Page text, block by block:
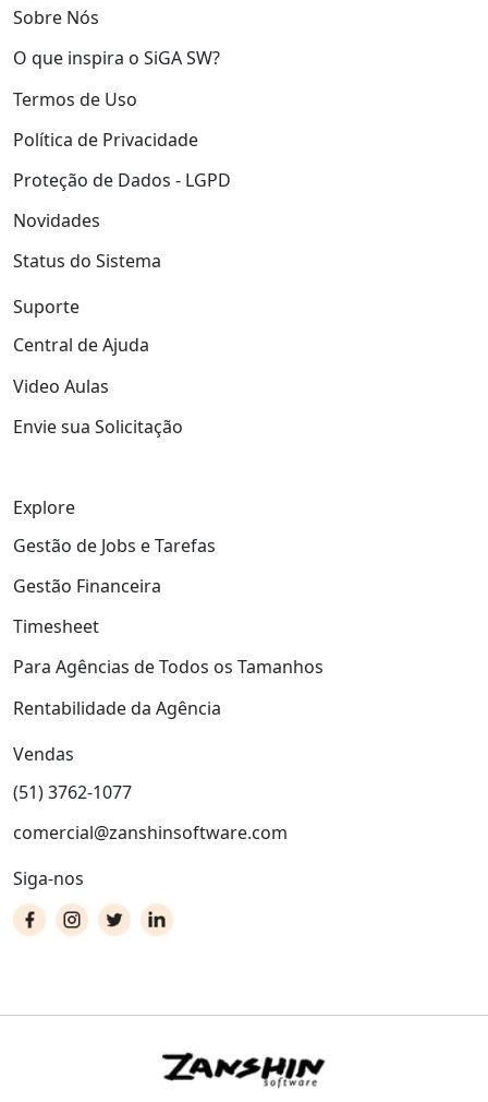
Sobre Nós
O que inspira o SiGA SW?
Termos de Uso
Política de Privacidade
Proteção de Dados - LGPD
Novidades
Status do Sistema
Suporte
Central de Ajuda
Video Aulas
Envie sua Solicitação
Explore
Gestão de Jobs e Tarefas
Gestão Financeira
Timesheet
Para Agências de Todos os Tamanhos
Rentabilidade da Agência
Vendas
(51) 3762-1077
comercial@zanshinsoftware.com
Siga-nos